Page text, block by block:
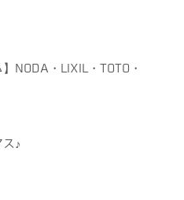
】NODA・LIXIL・TOTO・
♪